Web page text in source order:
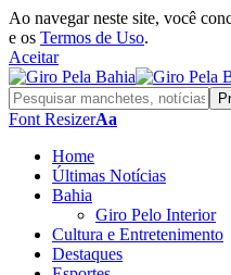
Ao navegar neste site, você
e os Termos de Uso.
Aceitar
Font ResizerAa
Home
Últimas Notícias
Bahia
Giro Pelo Interior
Cultura e Entretenimento
Destaques